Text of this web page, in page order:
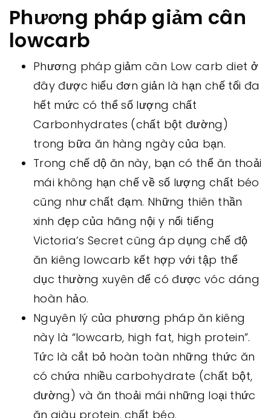
Phương pháp giảm cân
lowcarb
Phương pháp giảm cân Low carb diet ở
đây được hiểu đơn giản là hạn chế tối đa
hết mức có thể số lượng chất
Carbonhydrates (chất bột đường)
trong bữa ăn hàng ngày của bạn.
Trong chế độ ăn này, bạn có thể ăn thoải
mái không hạn chế về số lượng chất béo
cũng như chất đạm. Những thiên thần
xinh đẹp của hãng nội y nổi tiếng
Victoria’s Secret cũng áp dụng chế độ
ăn kiêng lowcarb kết hợp với tập thể
dục thường xuyên để có được vóc dáng
hoàn hảo.
Nguyên lý của phương pháp ăn kiêng
này là “lowcarb, high fat, high protein”.
Tức là cắt bỏ hoàn toàn những thức ăn
có chứa nhiều carbohydrate (chất bột,
đường) và ăn thoải mái những loại thức
ăn giàu protein, chất béo.